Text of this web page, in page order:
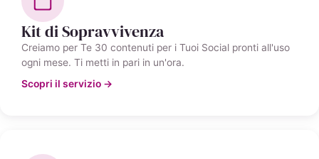
Kit di Sopravvivenza
Creiamo per Te 30 contenuti per i Tuoi Social pronti all'uso
ogni mese. Ti metti in pari in un'ora.
Scopri il servizio →